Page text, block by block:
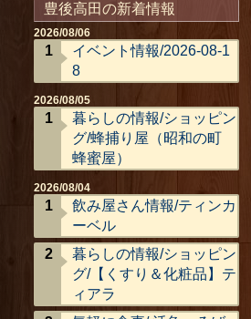
豊後高田の新着情報
2026/08/06
イベント情報/2026-08-1
8
2026/08/05
暮らしの情報/ショッピン
グ/蜂捕り屋（昭和の町
蜂蜜屋）
2026/08/04
飲み屋さん情報/ティンカ
ーベル
暮らしの情報/ショッピン
グ/【くすり＆化粧品】テ
ィアラ